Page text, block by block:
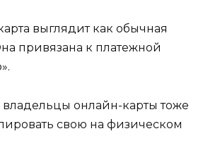
выглядит как обычная
привязана к платежной
онлайн-карты тоже
свою на физическом